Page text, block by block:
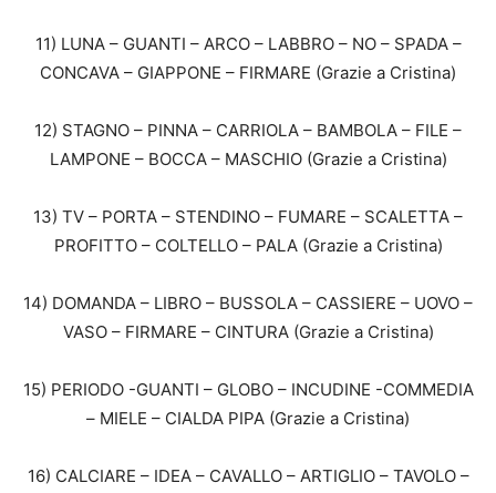
11) LUNA – GUANTI – ARCO – LABBRO – NO – SPADA –
CONCAVA – GIAPPONE – FIRMARE (Grazie a Cristina)
12) STAGNO – PINNA – CARRIOLA – BAMBOLA – FILE –
LAMPONE – BOCCA – MASCHIO (Grazie a Cristina)
13) TV – PORTA – STENDINO – FUMARE – SCALETTA –
PROFITTO – COLTELLO – PALA (Grazie a Cristina)
14) DOMANDA – LIBRO – BUSSOLA – CASSIERE – UOVO –
VASO – FIRMARE – CINTURA (Grazie a Cristina)
15) PERIODO -GUANTI – GLOBO – INCUDINE -COMMEDIA
– MIELE – CIALDA PIPA (Grazie a Cristina)
16) CALCIARE – IDEA – CAVALLO – ARTIGLIO – TAVOLO –